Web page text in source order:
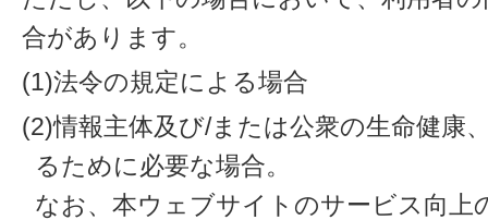
合があります。
(1)法令の規定による場合
(2)情報主体及び/または公衆の生命健康
るために必要な場合。
なお、本ウェブサイトのサービス向上